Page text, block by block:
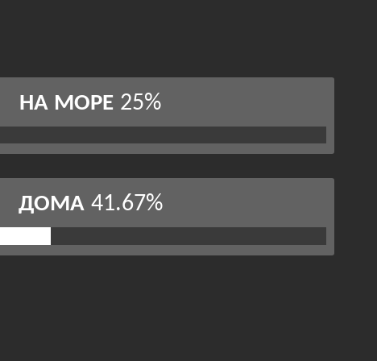
НА МОРЕ 25%
ДОМА 41.67%